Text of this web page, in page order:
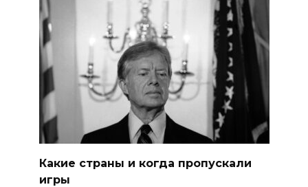
Какие страны и когда пропускали
игры